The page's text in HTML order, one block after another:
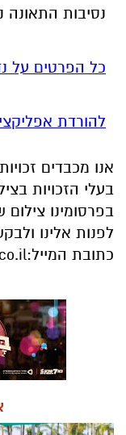
נסיבות התאונה
כל הפרטים על
להורדת
אנו מכבדים
בעלי הזכויות
בפרסומינו
לפנות אלינו
כתובת המייל: